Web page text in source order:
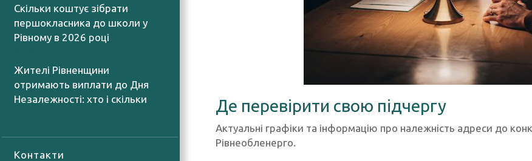
Скільки коштує зібрати
першокласника до школи у
Рівному в 2026 році
Жителі Рівненщини
отримають виплати до Дня
Незалежності: хто і скільки
Контакти
Де перевірити свою підчергу
Актуальні графіки та інформацію про належність адреси до
Рівнеобленерго.